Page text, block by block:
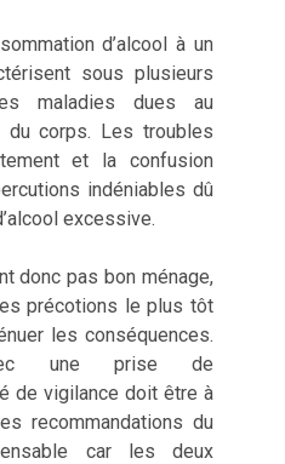
d’alcool à un
sous plusieurs
maladies dues au
du corps. Les troubles
et la confusion
indéniables dû
excessive.
donc pas bon ménage,
précotions le plus tôt
les conséquences.
une prise de
de vigilance doit être à
recommandations du
car les deux